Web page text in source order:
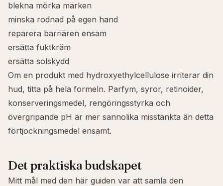
blekna mörka märken
minska rodnad på egen hand
reparera barriären ensam
ersätta fuktkräm
ersätta solskydd
Om en produkt med hydroxyethylcellulose irriterar din
hud, titta på hela formeln. Parfym, syror, retinoider,
konserveringsmedel, rengöringsstyrka och
övergripande pH är mer sannolika misstänkta än detta
förtjockningsmedel ensamt.
Det praktiska budskapet
Mitt mål med den här guiden var att samla den